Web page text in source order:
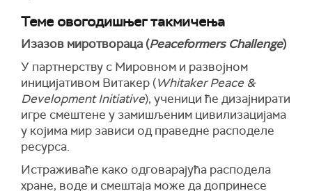
Теме овогодишњег такмичења
Изазов миротвораца (Peaceformers Challenge)
У партнерству с Мировном и развојном
иницијативом Витакер (Whitaker Peace &
Development Initiative), ученици ће дизајнирати
игре смештене у замишљеним цивилизацијама
у којима мир зависи од праведне расподеле
ресурса.
Истраживаће како одговарајућа расподела
хране, воде и смештаја може да допринесе